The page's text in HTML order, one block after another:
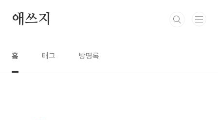
애쓰지
홈 태그 방명록